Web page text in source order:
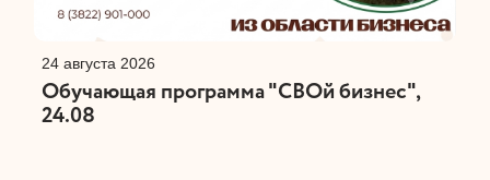
24 августа 2026
Обучающая программа "СВОй бизнес",
24.08